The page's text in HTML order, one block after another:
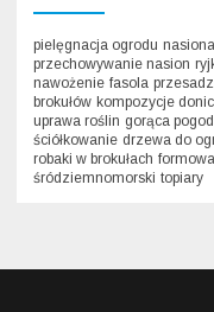
pielęgnacja ogrodu
przechowywanie nasion
nawożenie fasola
brokułów kompozycje
uprawa roślin gorąca
ściółkowanie drzewa do
robaki w brokułach
śródziemnomorski topiary